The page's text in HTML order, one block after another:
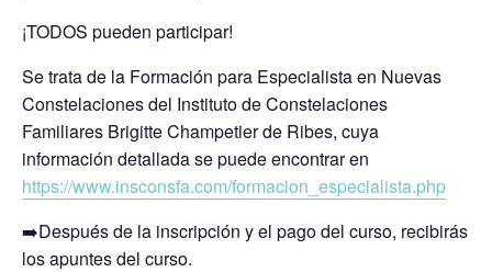
¡TODOS pueden participar!
Se trata de la Formación para Especialista en Nuevas
Constelaciones del Instituto de Constelaciones
Familiares Brigitte Champetier de Ribes, cuya
información detallada se puede encontrar en
https://www.insconsfa.com/formacion_especialista.php
➡️Después de la inscripción y el pago del curso, recibirás
los apuntes del curso.